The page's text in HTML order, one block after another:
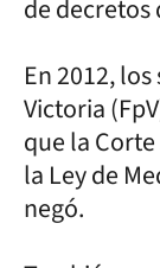
de decretos
En 2012,
Victoria
que la
la Ley de
negó.